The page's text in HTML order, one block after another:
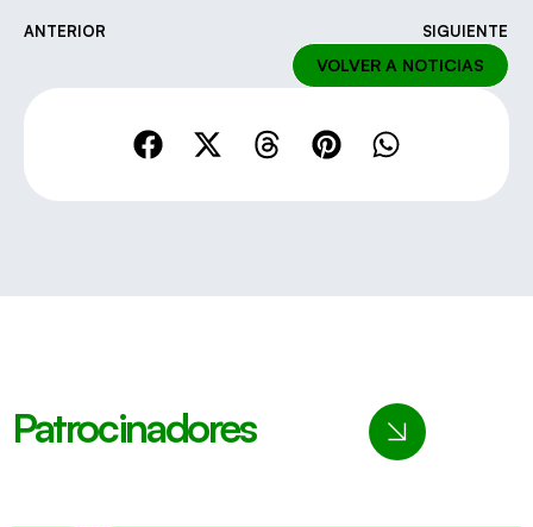
ANTERIOR SIGUIENTE
VOLVER A NOTICIAS
Patrocinadores